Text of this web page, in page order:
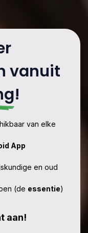
vanuit
!
van elke
App
en oud
(de essentie)
aan!